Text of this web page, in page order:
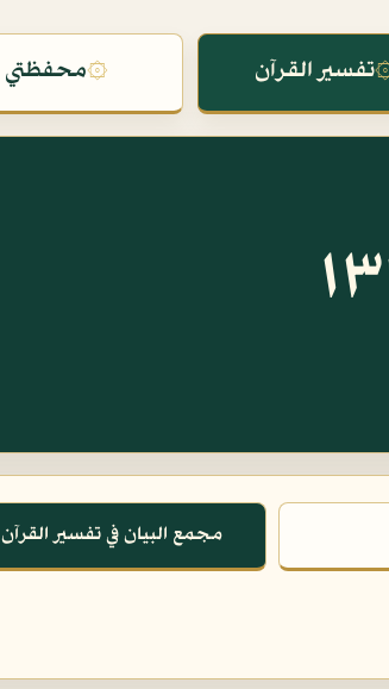
تفسير القرآن ۞محفظتي
مجمع البيان في تفسير القرآن